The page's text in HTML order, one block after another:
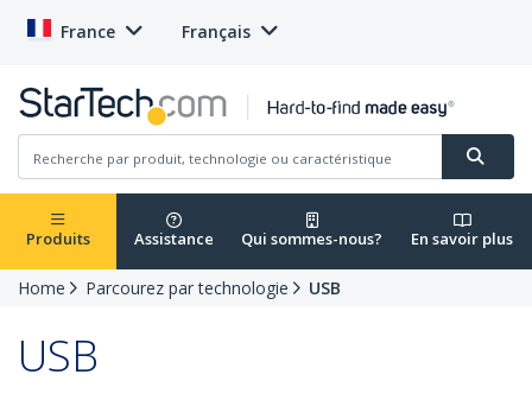
France Français
Produits Assistance Qui sommes-nous? En savoir plus
Home Parcourez par technologie USB
USB